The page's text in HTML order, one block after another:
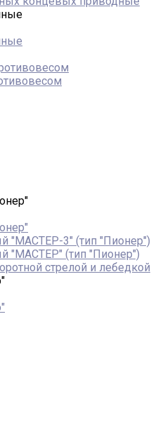
"МАСТЕР-3" (тип "Пионер")
"МАСТЕР" (тип "Пионер")
стрелой и лебедкой